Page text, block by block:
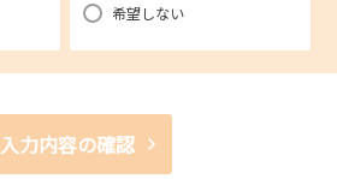
希望しない
入力内容の確認